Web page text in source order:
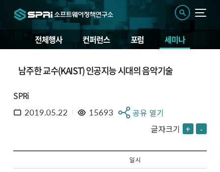
전체행사 컨퍼런스 포럼 세미나
남주한 교수(KAIST) 인공지능 시대의 음악기술
SPRi
2019.05.22 15693
공유 열기
글자크기 + -
일 시